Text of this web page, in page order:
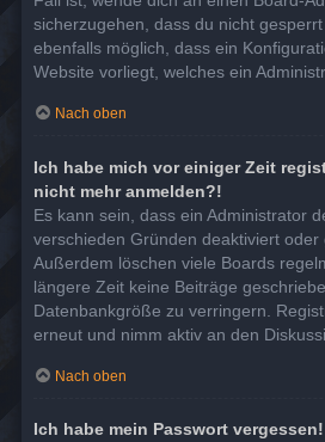
sicherzugehen, dass du nicht
ebenfalls möglich, dass ein
Website vorliegt, welches ein
Nach oben
Ich habe mich vor einiger Zeit
nicht mehr anmelden?!
Es kann sein, dass ein Administrator
verschieden Gründen deaktiviert oder
Außerdem löschen viele Boards
längere Zeit keine Beiträge
Datenbankgröße zu verringern.
erneut und nimm aktiv an den
Nach oben
Ich habe mein Passwort vergessen!